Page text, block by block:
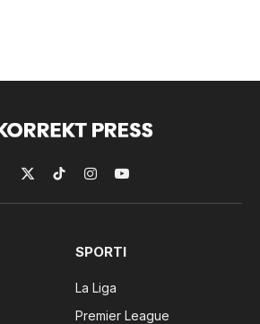
X
(Twitter)
TikTokInstagramYouTube
SPORTI
La Liga
Premier League